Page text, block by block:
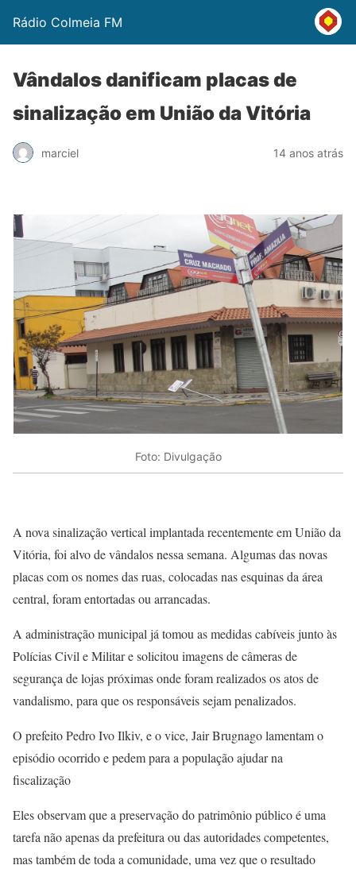
Rádio Colmeia FM
Vândalos danificam placas de
sinalização em União da Vitória
marciel 14 anos atrás
Foto: Divulgação
A nova sinalização vertical implantada recentemente em União da
Vitória, foi alvo de vândalos nessa semana. Algumas das novas
placas com os nomes das ruas, colocadas nas esquinas da área
central, foram entortadas ou arrancadas.
A administração municipal já tomou as medidas cabíveis junto às
Polícias Civil e Militar e solicitou imagens de câmeras de
segurança de lojas próximas onde foram realizados os atos de
vandalismo, para que os responsáveis sejam penalizados.
O prefeito Pedro Ivo Ilkiv, e o vice, Jair Brugnago lamentam o
episódio ocorrido e pedem para a população ajudar na
fiscalização
Eles observam que a preservação do patrimônio público é uma
tarefa não apenas da prefeitura ou das autoridades competentes,
mas também de toda a comunidade, uma vez que o resultado